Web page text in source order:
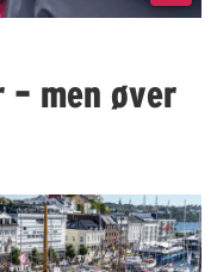
– men øver